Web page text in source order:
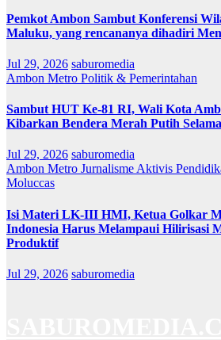
Pemkot Ambon Sambut Konferensi
Maluku, yang rencananya dihadiri
Jul 29, 2026 saburomedia
Ambon Metro Politik & Pemerintahan
Sambut HUT Ke-81 RI, Wali Kota
Kibarkan Bendera Merah Putih
Jul 29, 2026 saburomedia
Ambon Metro Jurnalisme Aktivis
Moluccas
Isi Materi LK-III HMI, Ketua Golkar
Indonesia Harus Melampaui Hilirisasi
Produktif
Jul 29, 2026 saburomedia